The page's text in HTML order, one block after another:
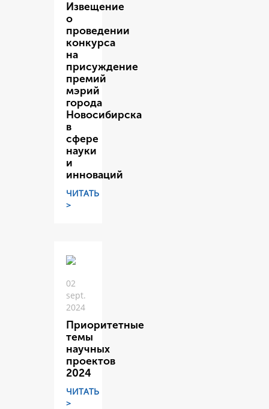
Извещение
о
проведении
конкурса
на
присуждение
премий
мэрий
города
Новосибирска
в
сфере
науки
и
инноваций
ЧИТАТЬ
>
02
sept.
2024
Приоритетные
темы
научных
проектов
2024
ЧИТАТЬ
>